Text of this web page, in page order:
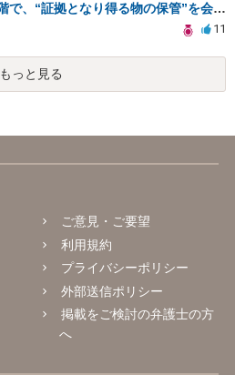
訴訟するか未定の段階で、“証拠となり得る物の保管”を会社に応じてもらえる方法は在りますか?
11
もっと見る
ご意見・ご要望
利用規約
プライバシーポリシー
外部送信ポリシー
掲載をご検討の弁護士の方
へ